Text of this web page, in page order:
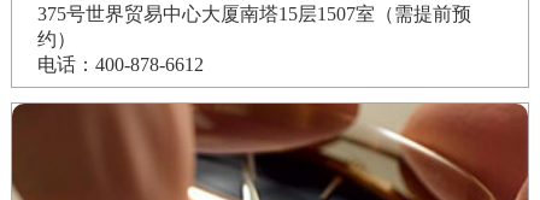
375号世界贸易中心大厦南塔15层1507室（需提前预
约）
电话：400-878-6612